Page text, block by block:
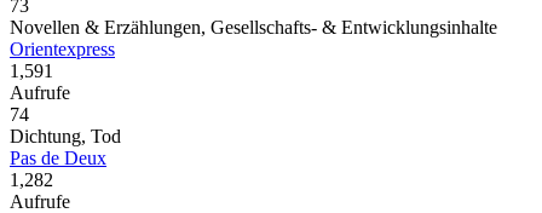
73
Novellen & Erzählungen, Gesellschafts- & Entwicklungsinhalte
Orientexpress
1,591
Aufrufe
74
Dichtung, Tod
Pas de Deux
1,282
Aufrufe